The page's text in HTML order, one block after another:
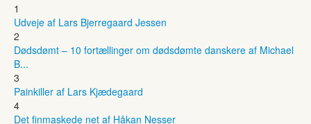
1
Udveje af Lars Bjerregaard Jessen
2
Dødsdømt – 10 fortællinger om dødsdømte danskere af Michael
B...
3
Painkiller af Lars Kjædegaard
4
Det finmaskede net af Håkan Nesser